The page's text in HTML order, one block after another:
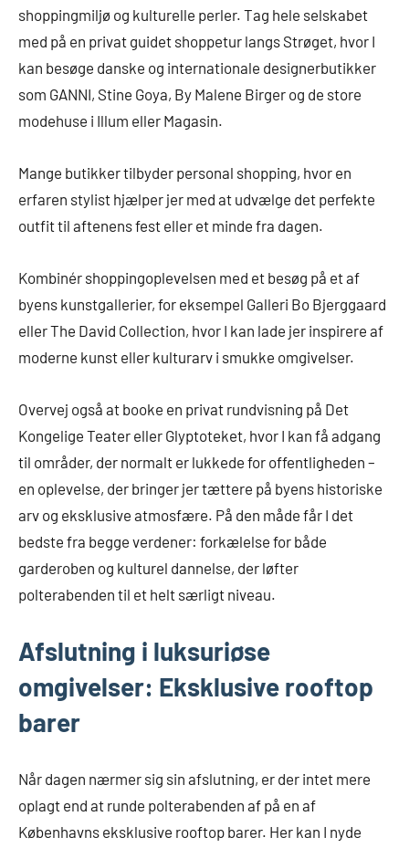
shoppingmiljø og kulturelle perler. Tag hele selskabet
med på en privat guidet shoppetur langs Strøget, hvor I
kan besøge danske og internationale designerbutikker
som GANNI, Stine Goya, By Malene Birger og de store
modehuse i Illum eller Magasin.
Mange butikker tilbyder personal shopping, hvor en
erfaren stylist hjælper jer med at udvælge det perfekte
outfit til aftenens fest eller et minde fra dagen.
Kombinér shoppingoplevelsen med et besøg på et af
byens kunstgallerier, for eksempel Galleri Bo Bjerggaard
eller The David Collection, hvor I kan lade jer inspirere af
moderne kunst eller kulturarv i smukke omgivelser.
Overvej også at booke en privat rundvisning på Det
Kongelige Teater eller Glyptoteket, hvor I kan få adgang
til områder, der normalt er lukkede for offentligheden –
en oplevelse, der bringer jer tættere på byens historiske
arv og eksklusive atmosfære. På den måde får I det
bedste fra begge verdener: forkælelse for både
garderoben og kulturel dannelse, der løfter
polterabenden til et helt særligt niveau.
Afslutning i luksuriøse
omgivelser: Eksklusive rooftop
barer
Når dagen nærmer sig sin afslutning, er der intet mere
oplagt end at runde polterabenden af på en af
Københavns eksklusive rooftop barer. Her kan I nyde